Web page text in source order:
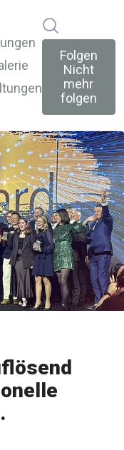
Folgen
Nicht
mehr
folgen